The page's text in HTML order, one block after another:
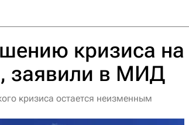
кризиса на
заявили в МИД
кризиса остается неизменным